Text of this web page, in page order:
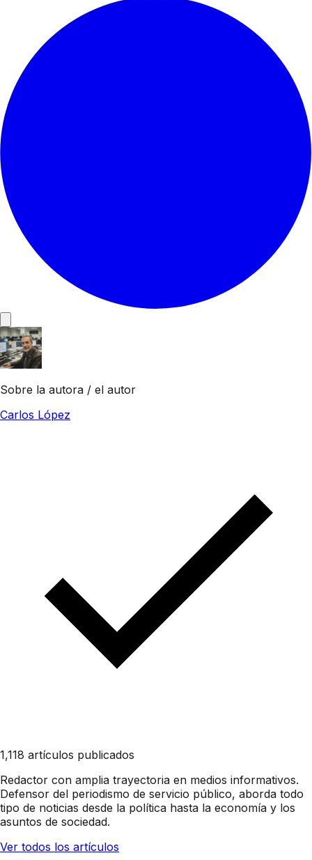
Sobre la autora / el autor
Carlos López
1,118 artículos publicados
Redactor con amplia trayectoria en medios informativos.
Defensor del periodismo de servicio público, aborda todo
tipo de noticias desde la política hasta la economía y los
asuntos de sociedad.
Ver todos los artículos